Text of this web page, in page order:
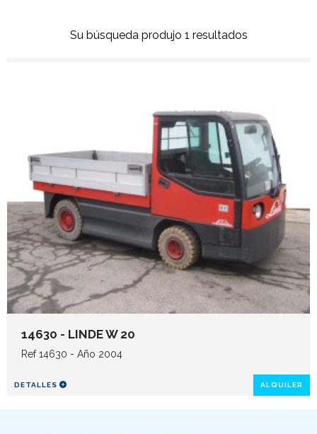
Su búsqueda produjo 1 resultados
14630 - LINDE W 20
Ref 14630 - Año 2004
DETALLES ALQUILER